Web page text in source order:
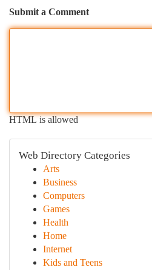
Submit a Comment
HTML is allowed
Web Directory Categories
Arts
Business
Computers
Games
Health
Home
Internet
Kids and Teens